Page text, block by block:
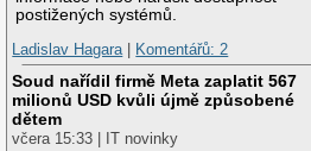
postižených systémů.
Ladislav Hagara| Komentářů: 2
Soud nařídil firmě Meta zaplatit 567
milionů USD kvůli újmě způsobené
dětem
včera 15:33 | IT novinky